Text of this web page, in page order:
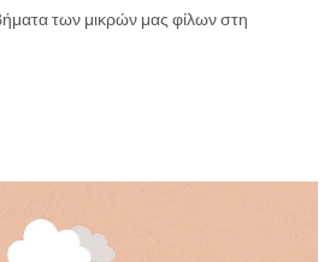
των μικρών μας φίλων στη